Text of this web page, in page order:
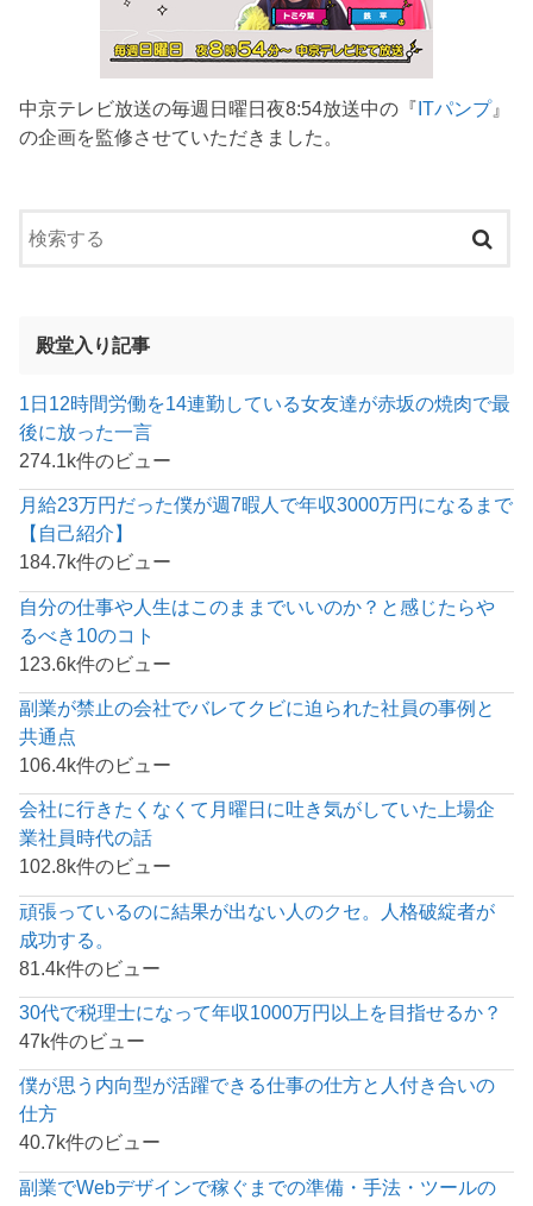
中京テレビ放送の毎週日曜日夜8:54放送中の『ITパンプ』
の企画を監修させていただきました。
殿堂入り記事
1日12時間労働を14連勤している女友達が赤坂の焼肉で最
後に放った一言
274.1k件のビュー
月給23万円だった僕が週7暇人で年収3000万円になるまで
【自己紹介】
184.7k件のビュー
自分の仕事や人生はこのままでいいのか？と感じたらや
るべき10のコト
123.6k件のビュー
副業が禁止の会社でバレてクビに迫られた社員の事例と
共通点
106.4k件のビュー
会社に行きたくなくて月曜日に吐き気がしていた上場企
業社員時代の話
102.8k件のビュー
頑張っているのに結果が出ない人のクセ。人格破綻者が
成功する。
81.4k件のビュー
30代で税理士になって年収1000万円以上を目指せるか？
47k件のビュー
僕が思う内向型が活躍できる仕事の仕方と人付き合いの
仕方
40.7k件のビュー
副業でWebデザインで稼ぐまでの準備・手法・ツールの